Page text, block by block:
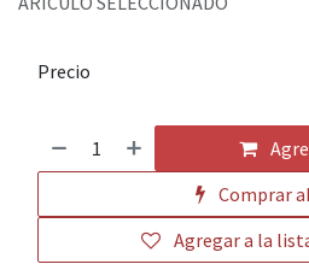
Comprar
Agregar a la
Precio